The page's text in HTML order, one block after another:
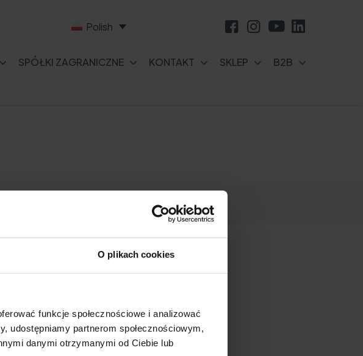
O plikach cookies
funkcje społecznościowe i analizować
udostępniamy partnerom społecznościowym,
danymi otrzymanymi od Ciebie lub
Polish
SPÓŁKI ZAGRANICZNE KONTAKT SKLEP
B2B
Sklep Fixero.com
Strefa B2B